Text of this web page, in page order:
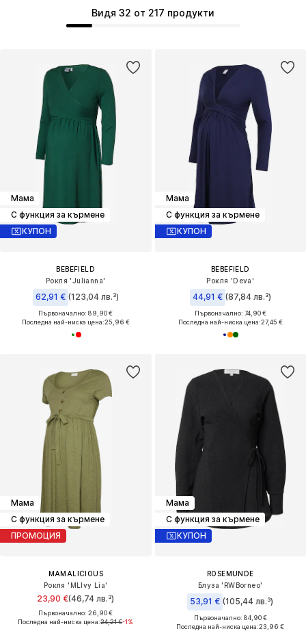
Мама
С функция за кърмене
КУПОН
BEBEFIELD
Рокля 'Julianna'
62,91 € (123,04 лв.³)
Първоначално: 89,90 €
Последна най-ниска цена:25,96 €
Видя 32 от 217 продукти
Мама
С функция за кърмене
КУПОН
BEBEFIELD
Рокля 'Deva'
44,91 € (87,84 лв.³)
Първоначално: 74,90 €
Последна най-ниска цена:27,45 €
Мама
С функция за кърмене
ПРОМОЦИЯ
MAMALICIOUS
Рокля 'MLIvy Lia'
23,90 €(46,74 лв.³)
Първоначално: 26,90 €
Последна най-ниска цена:24,21 €-1%
Мама
С функция за кърмене
КУПОН
ROSEMUNDE
Блуза 'RWBorneo'
53,91 € (105,44 лв.³)
Първоначално: 84,90 €
Последна най-ниска цена:23,96 €